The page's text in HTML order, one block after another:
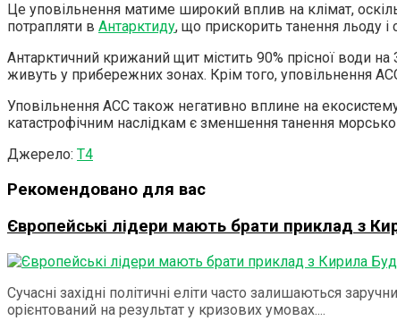
Це уповільнення матиме широкий вплив на клімат,
потрапляти в Антарктиду, що прискорить танення льоду і
Антарктичний крижаний щит містить 90% прісної води
живуть у прибережних зонах. Крім того, уповільнення
Уповільнення ACC також негативно вплине на
катастрофічним наслідкам є зменшення танення
Джерело: Т4
Рекомендовано для вас
Європейські лідери мають брати приклад з
Сучасні західні політичні еліти часто залишаються
орієнтований на результат у кризових умовах....